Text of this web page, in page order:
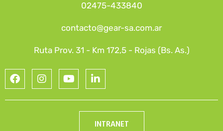
02475-433840
contacto@gear-sa.com.ar
Ruta Prov. 31 - Km 172,5 - Rojas (Bs. As.)
INTRANET